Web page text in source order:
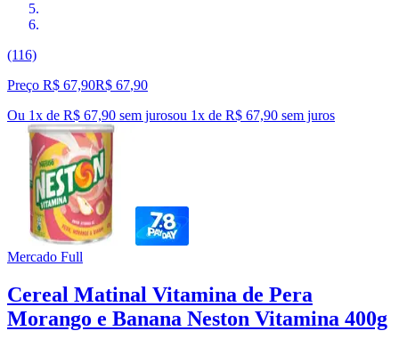
(116)
Preço R$ 67,90R$ 67,90
Ou 1x de R$ 67,90 sem jurosou 1x de R$ 67,90 sem juros
Mercado Full
Cereal Matinal Vitamina de Pera
Morango e Banana Neston Vitamina 400g